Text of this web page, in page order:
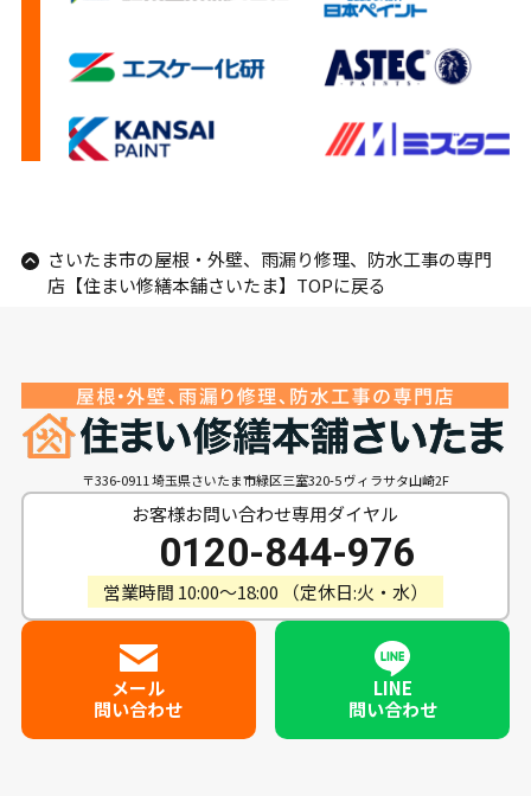
さいたま市の屋根・外壁、雨漏り修理、防水工事の専門
店【住まい修繕本舗さいたま】TOPに戻る
〒336-0911 埼玉県さいたま市緑区三室320-5 ヴィラサタ山崎2F
お客様お問い合わせ専用ダイヤル
0120-844-976
営業時間 10:00〜18:00 （定休日:火・水）
メール
問い合わせ
LINE
問い合わせ